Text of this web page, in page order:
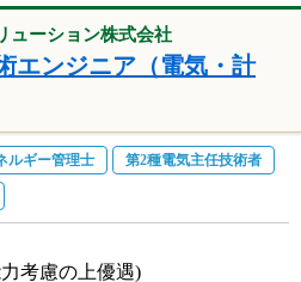
ューション株式会社
エンジニア（電気・計
ルギー管理士 第2種電気主任技術者
考慮の上優遇)